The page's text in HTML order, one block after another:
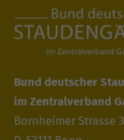
Bund deutscher
im Zentralverband
Bornheimer Strasse